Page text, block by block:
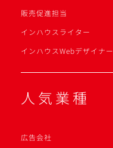
販売促進担当
インハウスライター
インハウスWebデザイナー
人気業種
広告会社